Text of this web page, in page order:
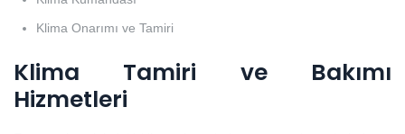
Klima Onarımı ve Tamiri
Klima Tamiri ve Bakımı
Hizmetleri